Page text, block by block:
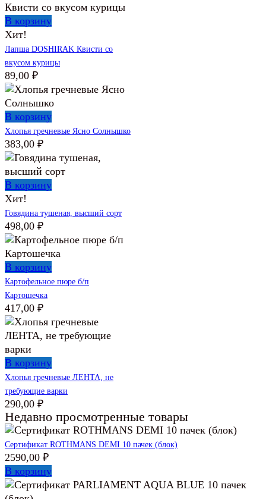
В корзину
Хит!
Лапша DOSHIRAK Квисти со
вкусом курицы
89,00 ₽
В корзину
Хлопья гречневые Ясно Солнышко
383,00 ₽
В корзину
Хит!
Говядина тушеная, высший сорт
498,00 ₽
В корзину
Картофельное пюре б/п
Картошечка
417,00 ₽
В корзину
Хлопья гречневые ЛЕНТА, не
требующие варки
290,00 ₽
Недавно просмотренные товары
Сертификат ROTHMANS DEMI 10 пачек (блок)
2590,00 ₽
В корзину